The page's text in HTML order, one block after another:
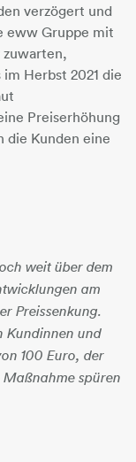
verzögert und
eww Gruppe mit
zuwarten,
Herbst 2021 die
Preiserhöhung
die Kunden eine
weit über dem
am
Preissenkung.
Kundinnen und
100 Euro, der
spüren